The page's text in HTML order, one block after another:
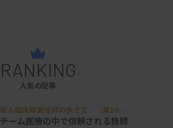
RANKING
人気の記事
新人臨床検査技師の歩き方 ［第16
回］
チーム医療の中で信頼される技師